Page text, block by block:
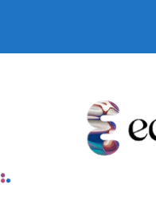
contenu